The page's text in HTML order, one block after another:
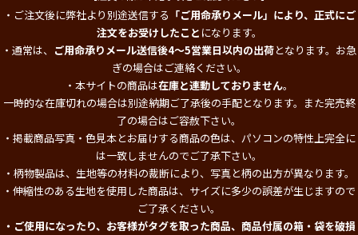
・ご注文後に弊社より別途送信する 「ご用命承りメール」により、正式にご
注文をお受けしたこと になります。
・通常は、 ご用命承りメール送信後4～5営業日以内の出荷となります。お急
ぎの場合はご連絡ください。
・本サイトの商品は在庫と連動しておりません。
一時的な在庫切れの場合は別途納期ご了承後の手配となります。また完売終
了の場合はご容赦下さい。
・掲載商品写真・色見本とお届けする商品の色は、パソコンの特性上完全に
は一致しませんのでご了承下さい。
・柄物製品は、生地等の材料の裁断により、写真と柄の出方が異なります。
・伸縮性のある生地を使用した商品は、サイズに多少の誤差が生じますので
ご了承ください。
・ご使用になったり、お客様がタグを取った商品、商品付属の箱・袋を破損